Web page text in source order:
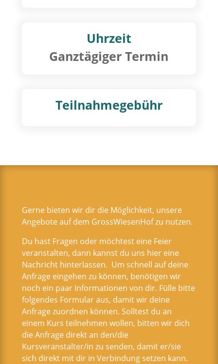
Uhrzeit
Ganztägiger Termin
Teilnahmegebühr
Gerne bieten wir dir die Möglichkeit, unsere
Angebote auf dem GrossWiesenHof zu nutzen.
Du hast Fragen oder möchtest eine Feier
veranstalten, dann kannst du uns hier eine
Nachricht hinterlassen. Um schnell auf deine
Anfrage eingehen zu können, benötigen wir
noch ein paar Informationen von dir. Fülle bitte
folgendes Formular aus, damit wir deine
Anfrage zuordnen können. Solltest du an
einem Kurs teilnehmen wollen, bitten wir dich
die Anfrage direkt an den/die
Kursveranstalter/in zu senden, damit er/sie
sich direkt mit dir in Verbindung setzen kann.